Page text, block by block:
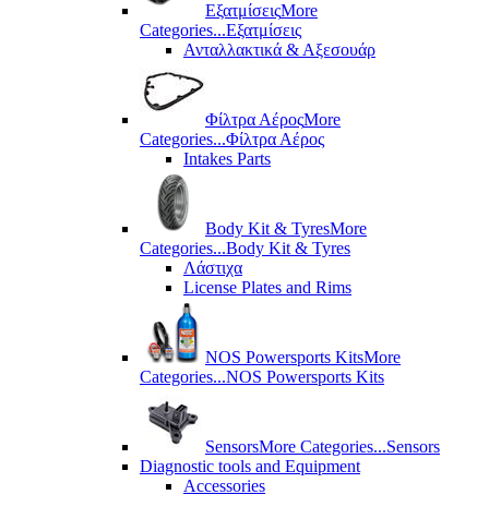
ΕξατμίσειςMore
Categories...Εξατμίσεις
Ανταλλακτικά & Αξεσουάρ
Φίλτρα ΑέροςMore
Categories...Φίλτρα Αέρος
Intakes Parts
Body Kit & TyresMore
Categories...Body Kit & Tyres
Λάστιχα
License Plates and Rims
NOS Powersports KitsMore
Categories...NOS Powersports Kits
SensorsMore Categories...Sensors
Diagnostic tools and Equipment
Accessories